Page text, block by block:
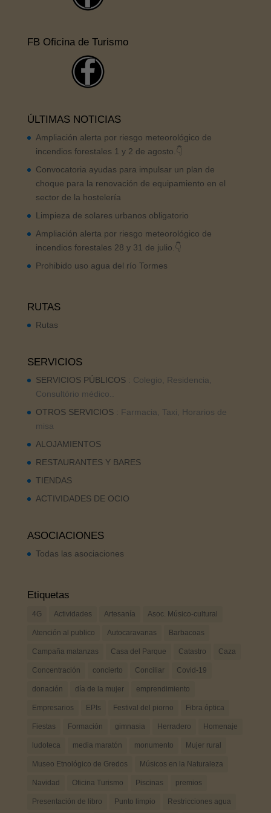
FB Oficina de Turismo
ÚLTIMAS NOTICIAS
Ampliación alerta por riesgo meteorológico de
incendios forestales 1 y 2 de agosto.👇
Convocatoria ayudas para impulsar un plan de
choque para la renovación de equipamiento en el
sector de la hostelería
Limpieza de solares urbanos obligatorio
Ampliación alerta por riesgo meteorológico de
incendios forestales 28 y 31 de julio.👇
Prohibido uso agua del río Tormes
RUTAS
Rutas
SERVICIOS
SERVICIOS PÚBLICOS: Colegio, Residencia,
Consultório médico..
OTROS SERVICIOS: Farmacia, Taxi, Horarios de
misa
ALOJAMIENTOS
RESTAURANTES Y BARES
TIENDAS
ACTIVIDADES DE OCIO
ASOCIACIONES
Todas las asociaciones
Etiquetas
4G Actividades Artesanía Asoc. Músico-cultural
Atención al publico Autocaravanas Barbacoas
Campaña matanzas Casa del Parque Catastro Caza
Concentración concierto Conciliar Covid-19
donación día de la mujer emprendimiento
Empresarios EPIs Festival del piorno Fibra óptica
Fiestas Formación gimnasia Herradero Homenaje
ludoteca media maratón monumento Mujer rural
Museo Etnológico de Gredos Músicos en la Naturaleza
Navidad Oficina Turismo Piscinas premios
Presentación de libro Punto limpio Restricciones agua